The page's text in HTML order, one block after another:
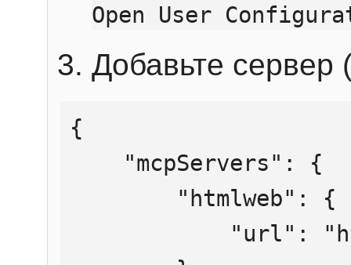
Open User
Добавьте сервер
{